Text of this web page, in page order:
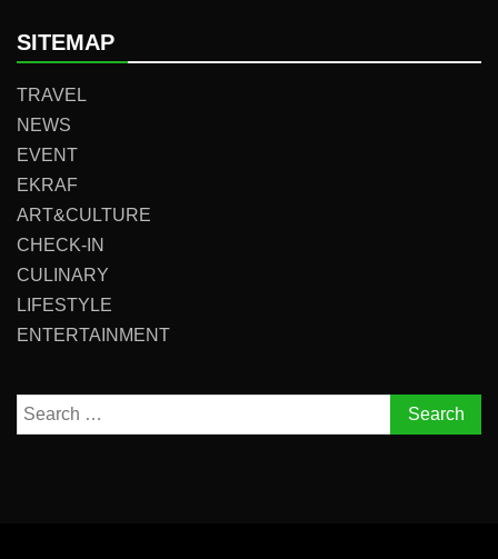
SITEMAP
TRAVEL
NEWS
EVENT
EKRAF
ART&CULTURE
CHECK-IN
CULINARY
LIFESTYLE
ENTERTAINMENT
Search
for: